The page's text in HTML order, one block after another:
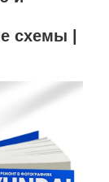
схемы |